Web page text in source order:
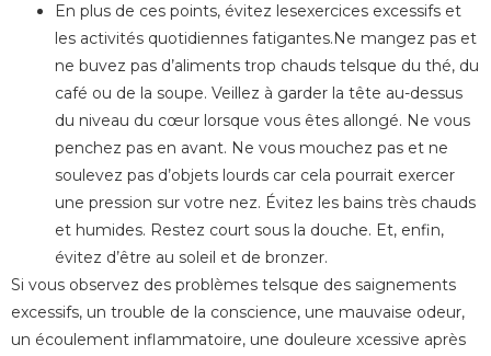
En plus de ces points, évitez lesexercices excessifs et
les activités quotidiennes fatigantes.Ne mangez pas et
ne buvez pas d’aliments trop chauds telsque du thé, du
café ou de la soupe. Veillez à garder la tête au-dessus
du niveau du cœur lorsque vous êtes allongé. Ne vous
penchez pas en avant. Ne vous mouchez pas et ne
soulevez pas d’objets lourds car cela pourrait exercer
une pression sur votre nez. Évitez les bains très chauds
et humides. Restez court sous la douche. Et, enfin,
évitez d’être au soleil et de bronzer.
Si vous observez des problèmes telsque des saignements
excessifs, un trouble de la conscience, une mauvaise odeur,
un écoulement inflammatoire, une douleure xcessive après